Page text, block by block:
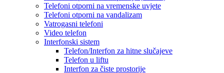
Telefoni otporni na vremenske uvjete
Telefoni otporni na vandalizam
Vatrogasni telefoni
Video telefon
Interfonski sistem
Telefon/Interfon za hitne slučajeve
Telefon u liftu
Interfon za čiste prostorije